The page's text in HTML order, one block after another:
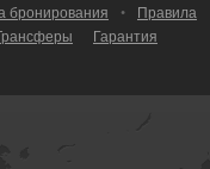
бронирования •
Правила
Гарантия